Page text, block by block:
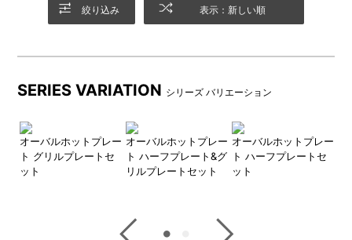
絞り込み 表示：新しい順
SERIES VARIATION シリーズ バリエーション
オーバルホットプレー
ト グリルプレートセ
ット
オーバルホットプレー
ト ハーフプレート&グ
リルプレートセット
オーバルホットプレー
ト ハーフプレートセ
ット